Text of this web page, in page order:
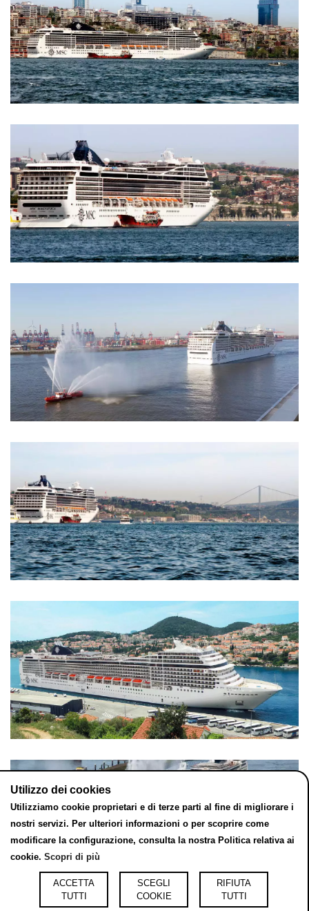
Utilizzo dei cookies
Utilizziamo cookie proprietari e di terze parti al fine di migliorare i
nostri servizi. Per ulteriori informazioni o per scoprire come
modificare la configurazione, consulta la nostra Politica relativa ai
cookie. Scopri di più
ACCETTA
TUTTI
SCEGLI
COOKIE
RIFIUTA
TUTTI